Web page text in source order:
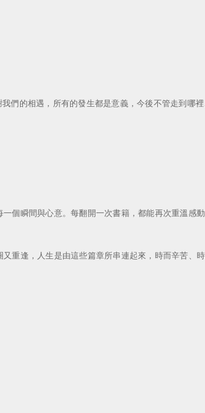
的相遇，所有的發生都是意義，今後不管走到哪
個瞬間與心意。每翻開一次書籍，都能再次重溫感動
重逢，人生是由這些篇章所串連起來，時而辛苦、